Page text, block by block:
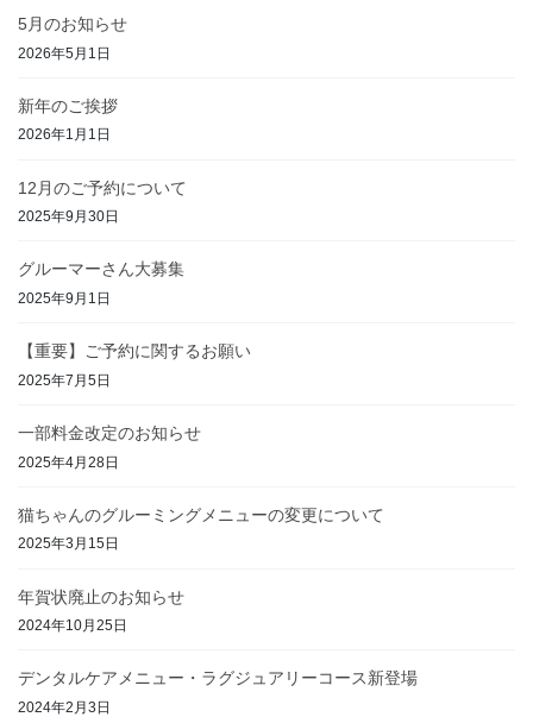
5月のお知らせ
2026年5月1日
新年のご挨拶
2026年1月1日
12月のご予約について
2025年9月30日
グルーマーさん大募集
2025年9月1日
【重要】ご予約に関するお願い
2025年7月5日
一部料金改定のお知らせ
2025年4月28日
猫ちゃんのグルーミングメニューの変更について
2025年3月15日
年賀状廃止のお知らせ
2024年10月25日
デンタルケアメニュー・ラグジュアリーコース新登場
2024年2月3日